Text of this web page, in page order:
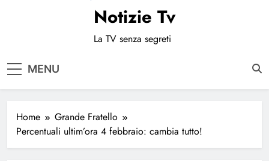
Notizie Tv
La TV senza segreti
MENU
Home
Grande Fratello
Percentuali ultim’ora 4 febbraio: cambia tutto!